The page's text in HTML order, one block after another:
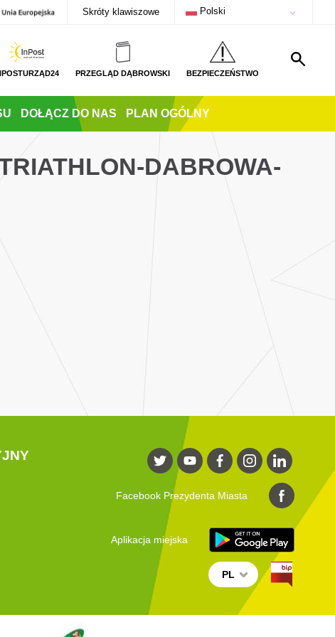
Skróty klawiszowe Polski
PRZEGLĄD DĄBROWSKI BEZPIECZEŃSTWO
DOŁĄCZ DO NAS PLAN OGÓLNY
DABROWA-
Facebook Prezydenta Miasta
Aplikacja miejska
PL